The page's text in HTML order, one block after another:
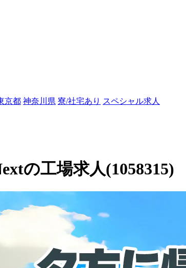
京都 神奈川県 寮/社宅あり スペシャル求人
の工場求人(1058315)